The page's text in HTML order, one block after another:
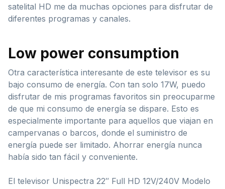
satelital HD me da muchas opciones para disfrutar de
diferentes programas y canales.
Low power consumption
Otra característica interesante de este televisor es su
bajo consumo de energía. Con tan solo 17W, puedo
disfrutar de mis programas favoritos sin preocuparme
de que mi consumo de energía se dispare. Esto es
especialmente importante para aquellos que viajan en
campervanas o barcos, donde el suministro de
energía puede ser limitado. Ahorrar energía nunca
había sido tan fácil y conveniente.
El televisor Unispectra 22″ Full HD 12V/240V Modelo